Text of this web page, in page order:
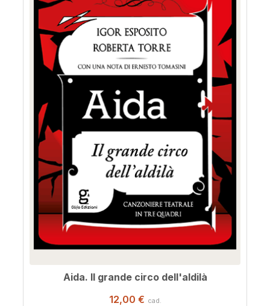
12,00 € cad.
Aida. Il grande circo dell'aldilà